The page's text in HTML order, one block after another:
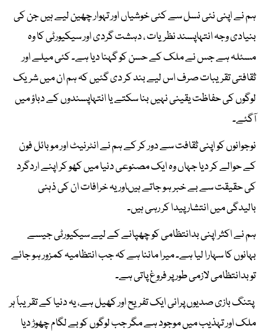
ہم نے اپنی نئی نسل سے کئی خوشیاں اور تہوار چھین لیے ہیں جن کی
بنیادی وجہ انتہاپسند نظریات ، دہشت گردی اور سیکیورٹی کا وہ
مسئلہ ہے جس نے ملک کے حسن کو گہنا دیا ہے۔ کئی میلے اور
ثقافتی تقریبات صرف اس لیے بند کر دی گئیں کہ ہم ان میں شریک
لوگوں کی حفاظت یقینی نہیں بنا سکتے یا انتہاپسندوں کے دباؤ میں
آگئے۔
نوجوانوں کو اپنی ثقافت سے دور کر کے ہم نے انٹرنیٹ اور موبائل فون
کے حوالے کر دیا جہاں وہ ایک مصنوعی دنیا میں کھو کر اپنے اردگرد
کی حقیقت سے بے خبر ہو جاتے ہیںاور یہ خرافات ان کی ذہنی
بالیدگی میں انتشار پیدا کر رہی ہیں۔
ہم نے اکثر اپنی بدانتظامی کو چھپانے کے لیے سیکیورٹی جیسے
بہانوں کا سہارا لیا ہے۔ میرا ماننا ہے کہ جب انتظامیہ کمزور ہو جائے
تو بدانتظامی لازمی طور پر فروغ پاتی ہے۔
پتنگ بازی صدیوں پرانی ایک تفریح اور کھیل ہے، یہ دنیا کے تقریباً ہر
ملک اور تہذیب میں موجود ہے مگر جب لوگوں کو بے لگام چھوڑ دیا